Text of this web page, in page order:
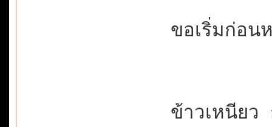
ขอเริ่มก่อน
ข้าวเหนียว